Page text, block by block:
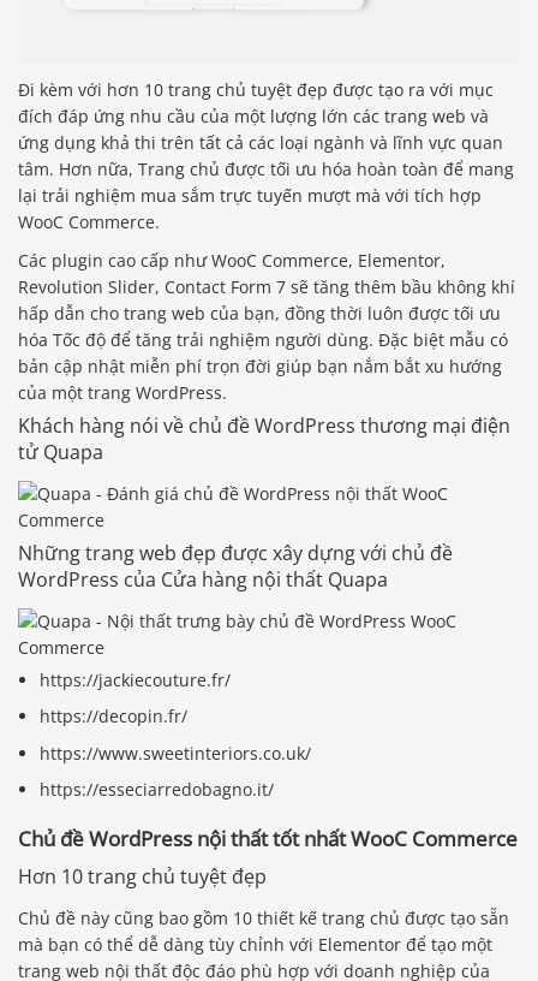
Đi kèm với hơn 10 trang chủ tuyệt đẹp được tạo ra với mục
đích đáp ứng nhu cầu của một lượng lớn các trang web và
ứng dụng khả thi trên tất cả các loại ngành và lĩnh vực quan
tâm. Hơn nữa, Trang chủ được tối ưu hóa hoàn toàn để mang
lại trải nghiệm mua sắm trực tuyến mượt mà với tích hợp
WooC Commerce.
Các plugin cao cấp như WooC Commerce, Elementor,
Revolution Slider, Contact Form 7 sẽ tăng thêm bầu không khí
hấp dẫn cho trang web của bạn, đồng thời luôn được tối ưu
hóa Tốc độ để tăng trải nghiệm người dùng. Đặc biệt mẫu có
bản cập nhật miễn phí trọn đời giúp bạn nắm bắt xu hướng
của một trang WordPress.
Khách hàng nói về chủ đề WordPress thương mại điện
tử Quapa
Những trang web đẹp được xây dựng với chủ đề
WordPress của Cửa hàng nội thất Quapa
https://jackiecouture.fr/
https://decopin.fr/
https://www.sweetinteriors.co.uk/
https://esseciarredobagno.it/
Chủ đề WordPress nội thất tốt nhất WooC Commerce
Hơn 10 trang chủ tuyệt đẹp
Chủ đề này cũng bao gồm 10 thiết kế trang chủ được tạo sẵn
mà bạn có thể dễ dàng tùy chỉnh với Elementor để tạo một
trang web nội thất độc đáo phù hợp với doanh nghiệp của